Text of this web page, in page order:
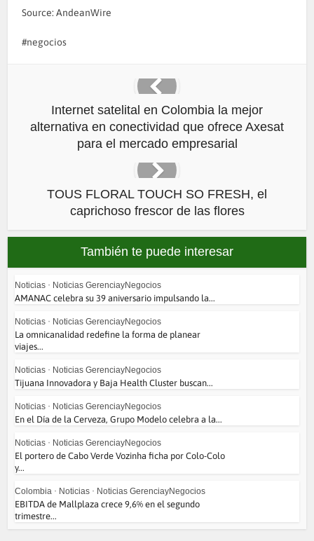
Source: AndeanWire
negocios
Internet satelital en Colombia la mejor
alternativa en conectividad que ofrece Axesat
para el mercado empresarial
TOUS FLORAL TOUCH SO FRESH, el
caprichoso frescor de las flores
También te puede interesar
Noticias • Noticias GerenciayNegocios
AMANAC celebra su 39 aniversario impulsando la...
Noticias • Noticias GerenciayNegocios
La omnicanalidad redefine la forma de planear
viajes...
Noticias • Noticias GerenciayNegocios
Tijuana Innovadora y Baja Health Cluster buscan...
Noticias • Noticias GerenciayNegocios
En el Día de la Cerveza, Grupo Modelo celebra a la...
Noticias • Noticias GerenciayNegocios
El portero de Cabo Verde Vozinha ficha por Colo-Colo
y...
Colombia • Noticias • Noticias GerenciayNegocios
EBITDA de Mallplaza crece 9,6% en el segundo
trimestre...